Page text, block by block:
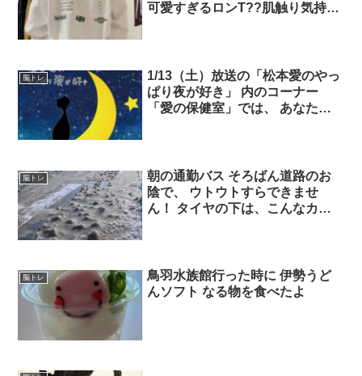
可愛すぎるロンT??肌触り気持ち
んなロンTずっと求めてた?✨ に
こ
脳トレ
1/13（土）放送の「松本愛のやっ
ぱり夜が好き」 内のコーナー
「愛の保健室」では、 あなたの
学校、職場での人間関係から 恋
の悩み、あんなお悩みまで何でも
OK。 HPから番組宛に送って下さ
脳トレ
朝の通勤バス そろばん道路のお
陰で、 ウトウトすらできませ
ん！ タイヤの下は、こんなカン
脳トレ
鳥羽水族館行った時に 伊勢うど
んソフト なる物を食べたよ